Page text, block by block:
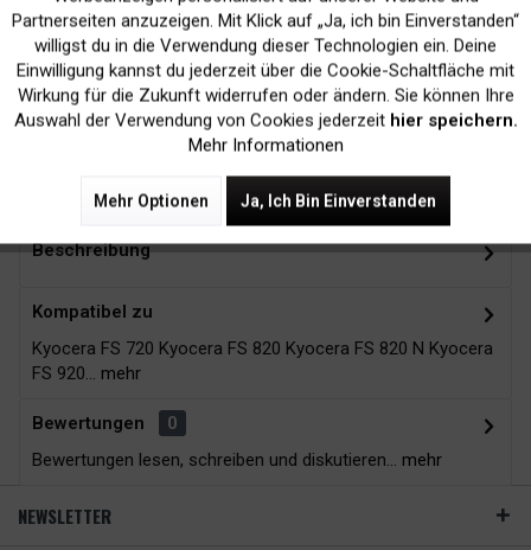
Kein Verlust der
Druckergarantie
Versand innerhalb von
24H*
Zubehör
Beschreibung
Kompatibel zu
Kyocera FS 720 Kyocera FS 820 Kyocera FS 820 N Kyocera
FS 920... mehr
Bewertungen
0
Bewertungen lesen, schreiben und diskutieren... mehr
NEWSLETTER
Marketing Inaktiv
Tracking Inaktiv
Partnerseiten anzuzeigen. Mit Klick auf „Ja, ich bin Einverstanden“
willigst du in die Verwendung dieser Technologien ein. Deine
Einwilligung kannst du jederzeit über die Cookie-Schaltfläche mit
Wirkung für die Zukunft widerrufen oder ändern. Sie können Ihre
Auswahl der Verwendung von Cookies jederzeit hier speichern.
Mehr Informationen
Mehr Optionen Ja, Ich Bin Einverstanden